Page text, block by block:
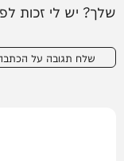
שלך? יש לי זכות
שלח תגובה על